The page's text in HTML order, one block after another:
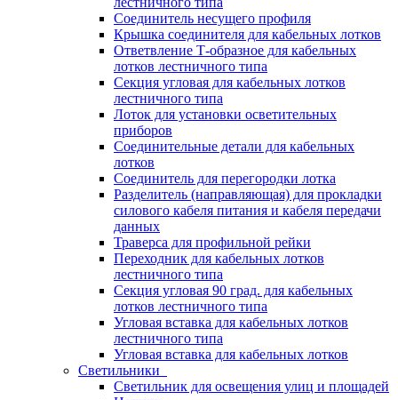
Соединитель несущего профиля
Крышка соединителя для кабельных лотков
Ответвление Т-образное для кабельных
лотков лестничного типа
Секция угловая для кабельных лотков
лестничного типа
Лоток для установки осветительных
приборов
Соединительные детали для кабельных
лотков
Соединитель для перегородки лотка
Разделитель (направляющая) для прокладки
силового кабеля питания и кабеля передачи
данных
Траверса для профильной рейки
Переходник для кабельных лотков
лестничного типа
Секция угловая 90 град. для кабельных
лотков лестничного типа
Угловая вставка для кабельных лотков
лестничного типа
Угловая вставка для кабельных лотков
Светильники
Светильник для освещения улиц и площадей